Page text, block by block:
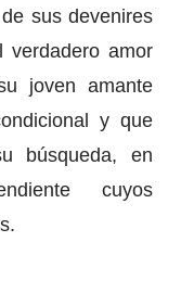
sus devenires
amor
joven amante
y que
búsqueda, en
cuyos